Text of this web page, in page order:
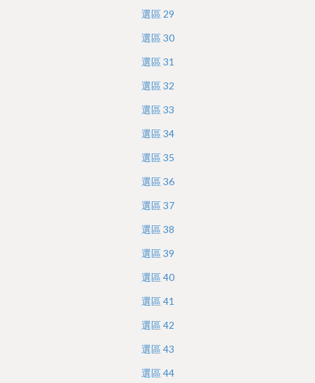
選區 29
選區30
選區31
選區32
選區33
選區34
選區35
選區36
選區37
選區38
選區39
選區40
選區41
選區42
選區43
選區44